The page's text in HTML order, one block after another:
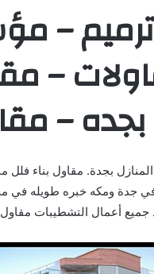
–
–
بجده –
بجدة. مقاول بناء فلل
جدة ومكه خبره طويله في
جميع أعمال التشطيبات مقاول